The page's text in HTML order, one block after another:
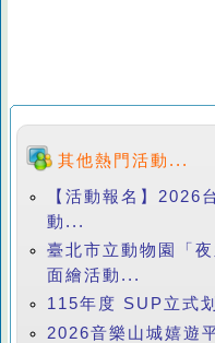
其他熱門活動...
【活動報名】2026
動...
臺北市立動物園「
面繪活動...
115年度 SUP立式
2026音樂山城嬉遊